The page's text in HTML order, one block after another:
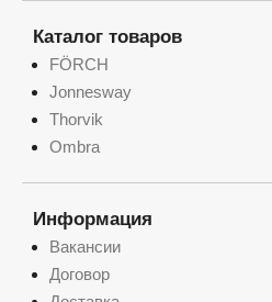
Каталог товаров
FÖRCH
Jonnesway
Thorvik
Ombra
Информация
Вакансии
Договор